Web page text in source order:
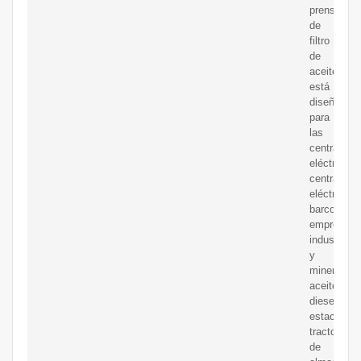
prensa
de
filtro
de
aceite
está
diseñada
para
las
centrales
eléctricas,
centrales
eléctricas,
barcos,
empresas
y
mineras,
aceite
diesel,
estación
tractora
de